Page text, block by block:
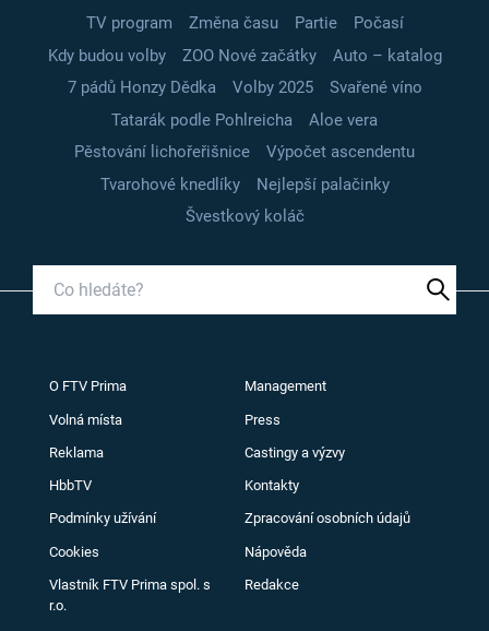
TV program
Změna času Partie
Počasí
Kdy budou volby
ZOO Nové začátky
Auto – katalog
7 pádů Honzy Dědka
Volby 2025
Svařené víno
Tatarák podle Pohlreicha
Aloe vera
Pěstování lichořeřišnice
Výpočet ascendentu
Tvarohové knedlíky
Nejlepší palačinky
Švestkový koláč
O FTV Prima Management
Volná místa Press
Reklama Castingy a výzvy
HbbTV Kontakty
Podmínky užívání Zpracování osobních údajů
Cookies Nápověda
Vlastník FTV Prima spol. s
r.o.
Redakce